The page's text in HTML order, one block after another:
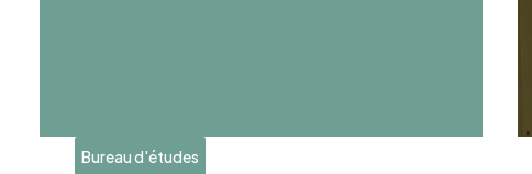
Bureau d'études